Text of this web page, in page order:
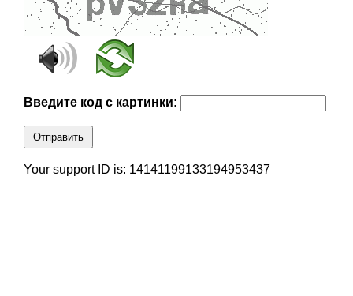
Введите код с картинки:
Отправить
Your support ID is: 14141199133194953437